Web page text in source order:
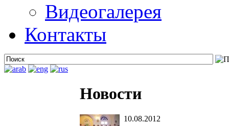
Видеогалерея
Контакты
Новости
10.08.2012